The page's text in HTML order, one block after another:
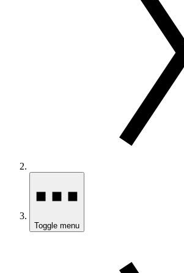
Toggle menu